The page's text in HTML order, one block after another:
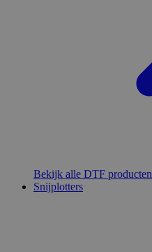
Bekijk alle DTF producten
Snijplotters